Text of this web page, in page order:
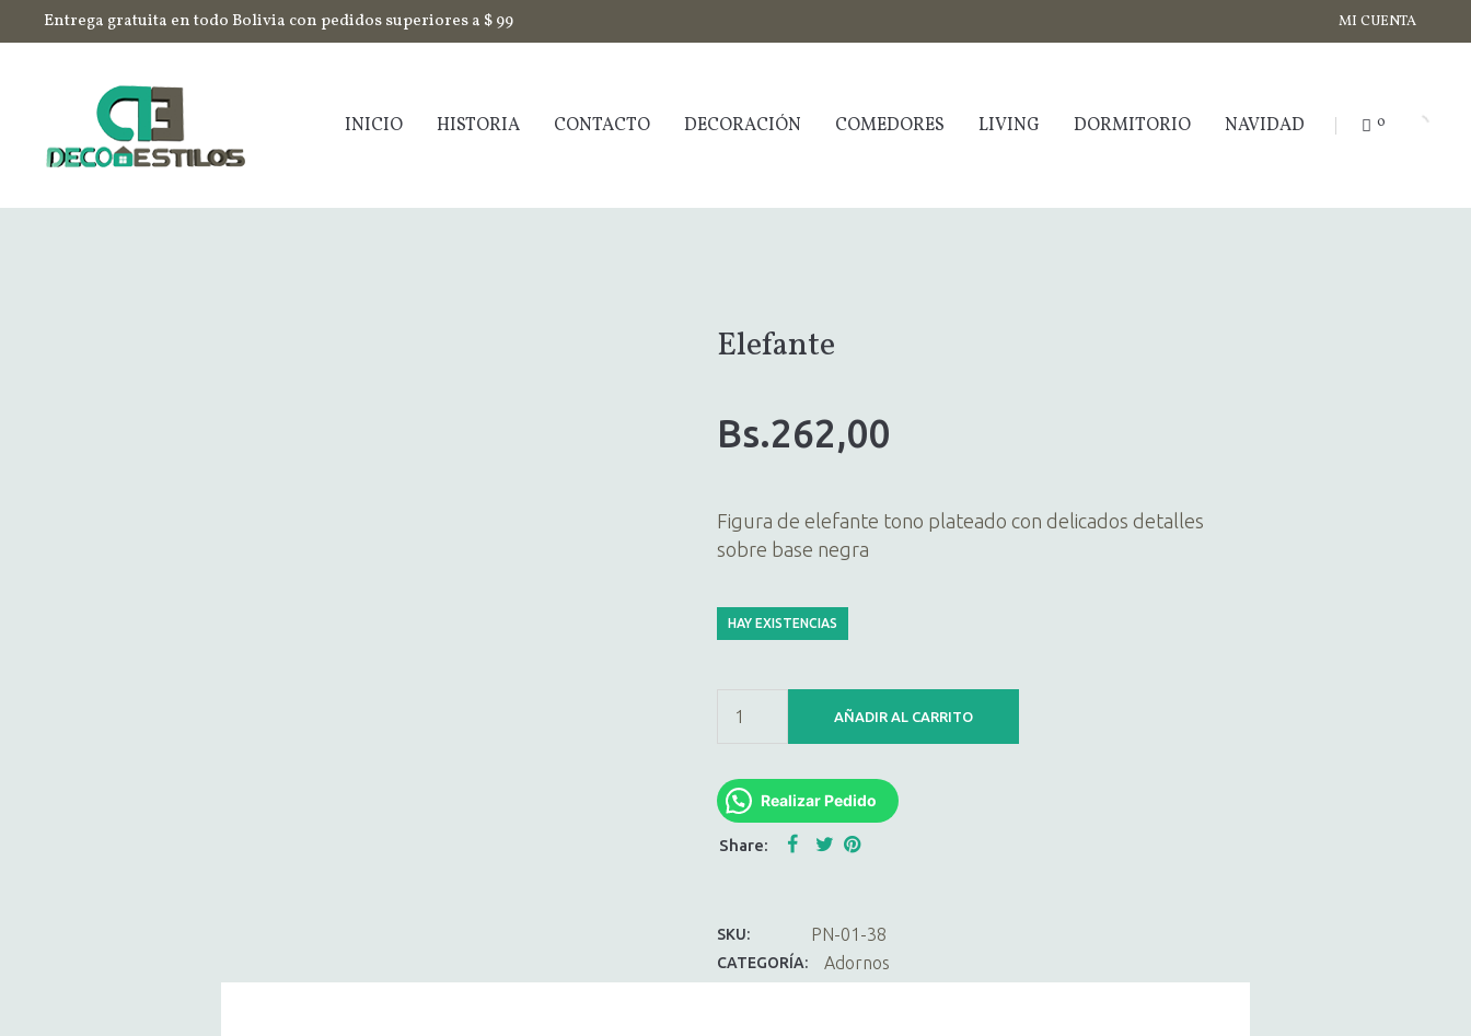
MI CUENTA
Entrega gratuita en todo Bolivia con pedidos superiores a $ 99
0
INICIO HISTORIA CONTACTO DECORACIÓN COMEDORES LIVING DORMITORIO NAVIDAD
Elefante
Bs.262,00
Figura de elefante tono plateado con delicados detalles
sobre base negra
HAY EXISTENCIAS
AÑADIR AL CARRITO
Realizar Pedido
SKU: PN-01-38
CATEGORÍA: Adornos